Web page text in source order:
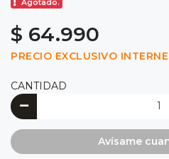
Agotado.
$ 64.990
PRECIO EXCLUSIVO
CANTIDAD
Avísame